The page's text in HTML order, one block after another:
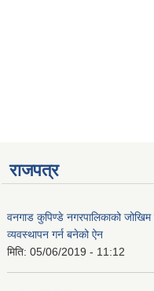
राजपत्र
वनगाड कुपिण्डे नगरपालिकाको
व्यवस्थापन गर्न बनेको ऐन
मिति: 05/06/2019 - 11:12